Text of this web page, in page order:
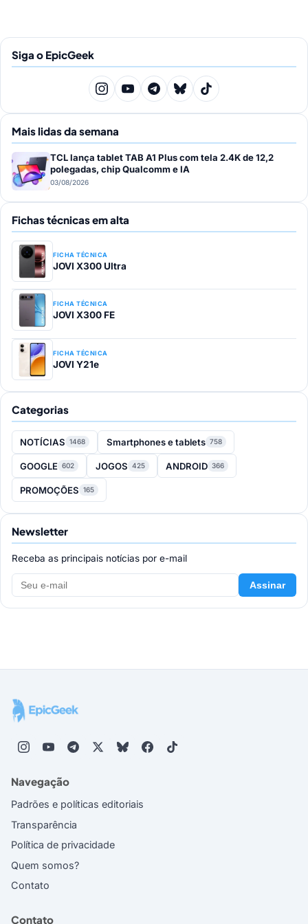
Siga o EpicGeek
Mais lidas da semana
TCL lança tablet TAB A1 Plus com tela 2.4K de 12,2
polegadas, chip Qualcomm e IA
03/08/2026
Fichas técnicas em alta
FICHA TÉCNICA
JOVI X300 Ultra
FICHA TÉCNICA
JOVI X300 FE
FICHA TÉCNICA
JOVI Y21e
Categorias
NOTÍCIAS 1468 Smartphones e tablets 758
GOOGLE 602 JOGOS 425 ANDROID 366
PROMOÇÕES 165
Newsletter
Receba as principais notícias por e-mail
Assinar
Navegação
Padrões e políticas editoriais
Transparência
Política de privacidade
Quem somos?
Contato
Contato